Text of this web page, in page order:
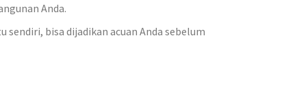
Anda.
bisa dijadikan acuan Anda sebelum